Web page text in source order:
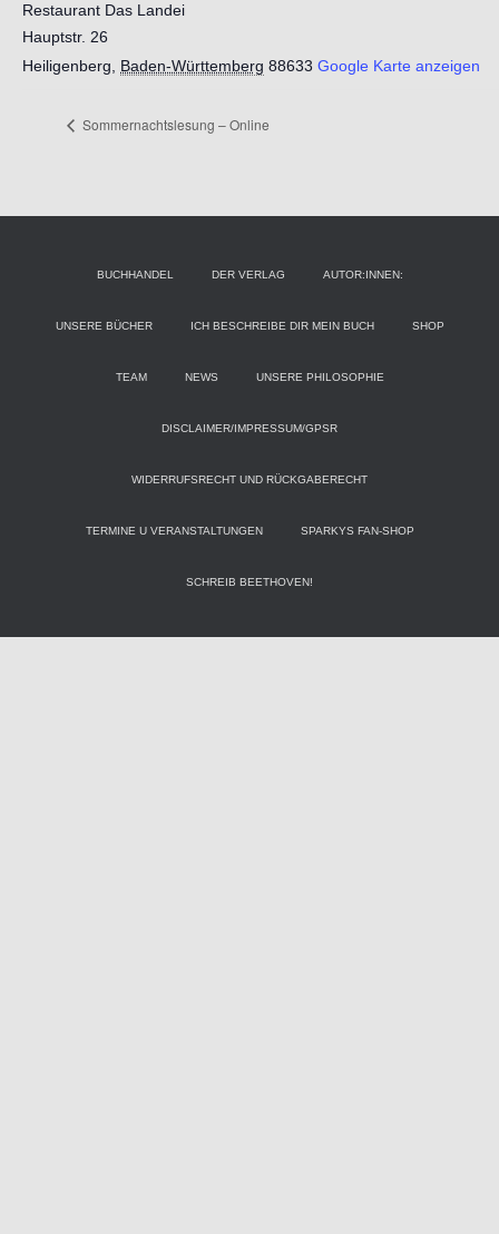
Restaurant Das Landei
Hauptstr. 26
Heiligenberg
Baden-Württemberg 88633 Google Karte anzeigen
Sommernachtslesung – Online
BUCHHANDEL DER VERLAG AUTOR:INNEN:
UNSERE BÜCHER ICH BESCHREIBE DIR MEIN BUCH SHOP
TEAM NEWS UNSERE PHILOSOPHIE
DISCLAIMER/IMPRESSUM/GPSR
WIDERRUFSRECHT UND RÜCKGABERECHT
TERMINE U VERANSTALTUNGEN SPARKYS FAN-SHOP
SCHREIB BEETHOVEN!